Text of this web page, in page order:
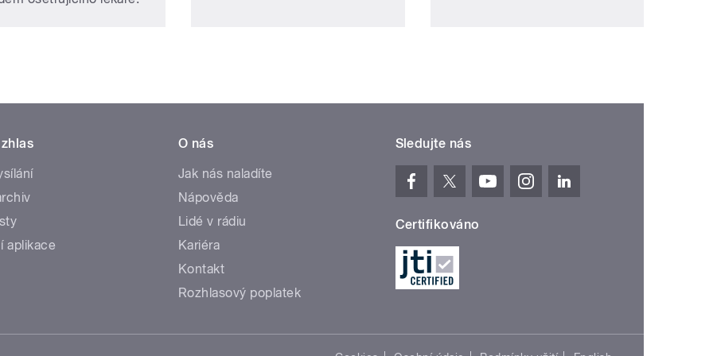
aplikace
O nás
Jak nás naladíte
Nápověda
Lidé v rádiu
Kariéra
Kontakt
Rozhlasový poplatek
Sledujte nás
Certifikováno